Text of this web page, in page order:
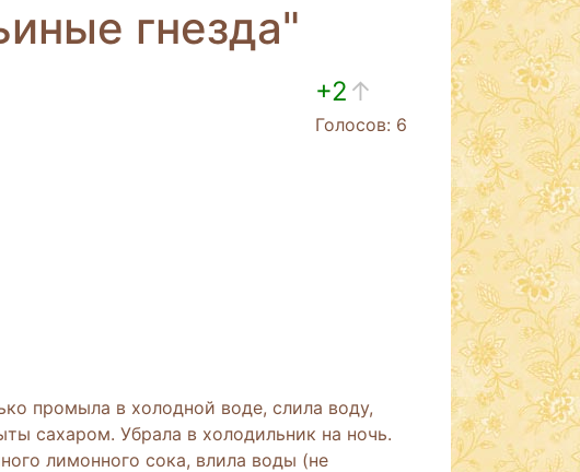
гнезда"
+2 ↑
Голосов: 6
промыла в холодной воде, слила воду,
сахаром. Убрала в холодильник на ночь.
лимонного сока, влила воды (не